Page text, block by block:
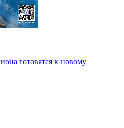
готовятся к новому